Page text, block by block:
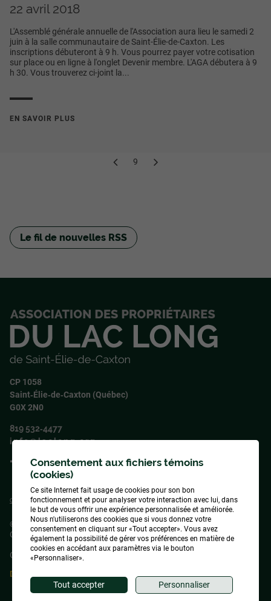
22 avril 2018
L'Assemblé générale annuelle de l'Association aura lieu le samedi 2
juin à la salle communautaire de Saint-Élie-de-Caxton. Les
inscriptions débuteront à 9 h. Vous pourrez payer votre cotisation
sur place ou en ligne à l'onglet Devenir membre. L'AGA débutera à 9
h 30. Vous trouverez ci-joint la...
EN SAVOIR PLUS
9
Le fil de nouvelles RSS
CP 1058
Saint‑Élie‑de‑Caxton (Québec)
G0X 2N0
819 532‑4477
info@laclong.org
Suivez‑nous !
Conception&Hébergement
ADN communication
© 2026Association des propriétaires du lac Long de Saint-Élie-de-
Caxton, tous droits réservés
Gérer mes témoins (cookies)
Droit d'auteur et collaboration
Consentement aux fichiers témoins
(cookies)
Ce site Internet fait usage de cookies pour son bon
fonctionnement et pour analyser votre interaction avec lui, dans
le but de vous offrir une expérience personnalisée et améliorée.
Nous n'utiliserons des cookies que si vous donnez votre
consentement en cliquant sur «Tout accepter». Vous avez
également la possibilité de gérer vos préférences en matière de
cookies en accédant aux paramètres via le bouton
«Personnaliser».
Tout accepter Personnaliser